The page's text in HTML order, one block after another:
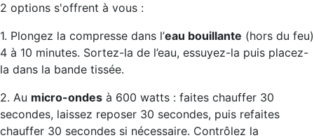
2 options s'offrent à vous :
1. Plongez la compresse dans l’eau bouillante (hors du feu)
4 à 10 minutes. Sortez-la de l’eau, essuyez-la puis placez-
la dans la bande tissée.
2. Au micro-ondes à 600 watts : faites chauffer 30
secondes, laissez reposer 30 secondes, puis refaites
chauffer 30 secondes si nécessaire. Contrôlez la